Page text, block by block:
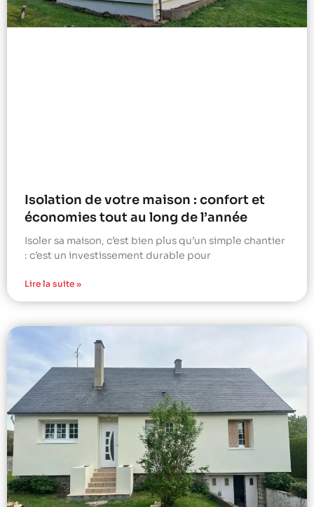
Isolation de votre maison : confort et
économies tout au long de l’année
Isoler sa maison, c’est bien plus qu’un simple chantier
: c’est un investissement durable pour
Lire la suite »